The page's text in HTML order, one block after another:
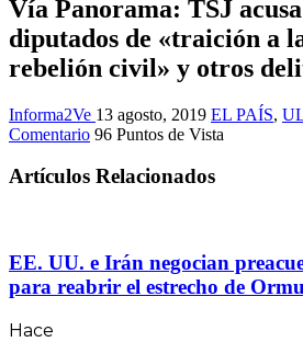
Vía Panorama: TSJ
diputados de «traición a
rebelión civil» y otros
Informa2Ve 13 agosto, 2019 EL PAÍS,
Comentario 96 Puntos de Vista
Artículos Relacionados
EE. UU. e Irán negocian
para reabrir el estrecho de
Hace